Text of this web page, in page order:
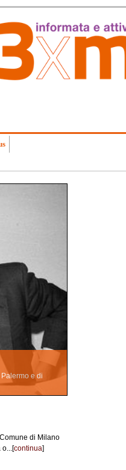
e di
di Milano
o...[continua]